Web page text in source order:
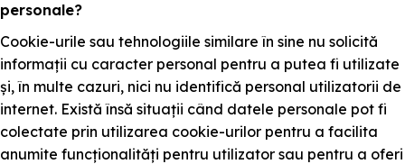
personale?
Cookie-urile sau tehnologiile similare în sine nu solicită
informații cu caracter personal pentru a putea fi utilizate
și, în multe cazuri, nici nu identifică personal utilizatorii de
internet. Există însă situații când datele personale pot fi
colectate prin utilizarea cookie-urilor pentru a facilita
anumite funcționalități pentru utilizator sau pentru a oferi